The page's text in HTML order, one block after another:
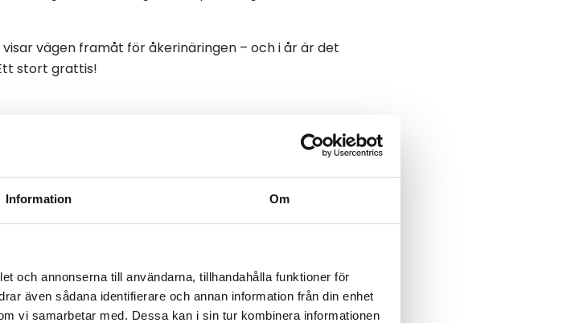
Information Om
och annonserna till användarna, tillhandahålla funktioner för
även sådana identifierare och annan information från din enhet
vi samarbetar med. Dessa kan i sin tur kombinera informationen
vägen framåt för åkerinäringen – och i år är det
stort grattis!
finalisternas filmer